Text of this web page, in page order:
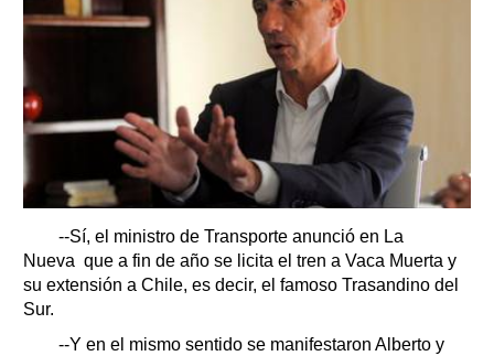
--Sí, el ministro de Transporte anunció en La
Nueva que a fin de año se licita el tren a Vaca Muerta y
su extensión a Chile, es decir, el famoso Trasandino del
Sur.
--Y en el mismo sentido se manifestaron Alberto y